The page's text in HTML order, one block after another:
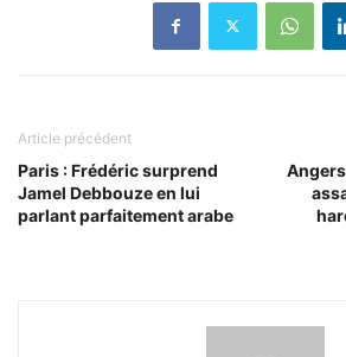
Article précédent
Paris : Frédéric surprend
Jamel Debbouze en lui
parlant parfaitement arabe